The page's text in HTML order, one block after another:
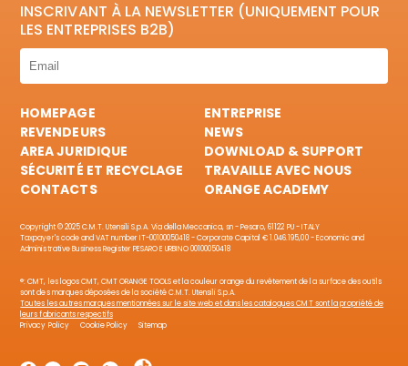
INSCRIVANT À LA NEWSLETTER (UNIQUEMENT POUR
LES ENTREPRISES B2B)
HOMEPAGE
ENTREPRISE
REVENDEURS
NEWS
AREA JURIDIQUE
DOWNLOAD & SUPPORT
SÉCURITÉ ET RECYCLAGE
TRAVAILLE AVEC NOUS
CONTACTS
ORANGE ACADEMY
Copyright © 2025 C.M.T. Utensili S.p.A. Via della Meccanica, sn - Pesaro, 61122 PU - ITALY
Taxpayer's code and VAT number IT-00100050418 - Corporate Capital € 1.046.195,00 - Economic and
Administrative Business Register PESARO E URBINO 00100050418
®: CMT, les logos CMT, CMT ORANGE TOOLS et la couleur orange du revêtement de la surface des outils
sont des marques déposées de la société C.M.T. Utensili S.p.A.
Toutes les autres marques mentionnées sur le site web et dans les catalogues CMT sont la propriété de
leurs fabricants respectifs
Privacy Policy
Cookie Policy Sitemap